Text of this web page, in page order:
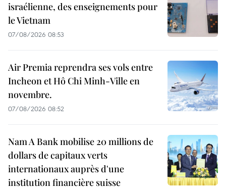
israélienne, des enseignements pour
le Vietnam
07/08/2026 08:53
Air Premia reprendra ses vols entre
Incheon et Hô Chi Minh-Ville en
novembre.
07/08/2026 08:52
Nam A Bank mobilise 20 millions de
dollars de capitaux verts
internationaux auprès d'une
institution financière suisse